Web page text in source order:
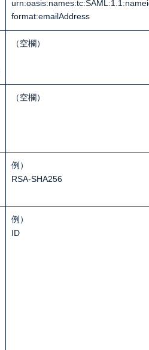
format:emailAddress
（空欄）
（空欄）
例）
RSA-SHA256
例）
ID